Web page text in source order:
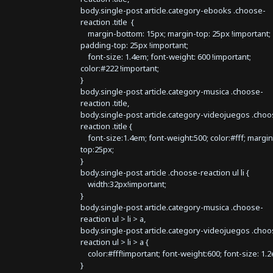
body.single-post article.category-ebooks .choose-
reaction .title {
margin-bottom: 15px; margin-top: 25px !important;
padding-top: 25px !important;
font-size: 1.4em; font-weight: 600 !important;
color:#222 !important;
}
body.single-post article.category-musica .choose-
reaction .title,
body.single-post article.category-videojuegos
reaction .title {
font-size:1.4em; font-weight:500; color:#fff;
top:25px;
}
body.single-post article .choose-reaction ul li {
width:32px!important;
}
body.single-post article.category-musica .choose-
reaction ul > li > a,
body.single-post article.category-videojuegos
reaction ul > li > a {
color:#fff!important; font-weight:600; font-size:
}